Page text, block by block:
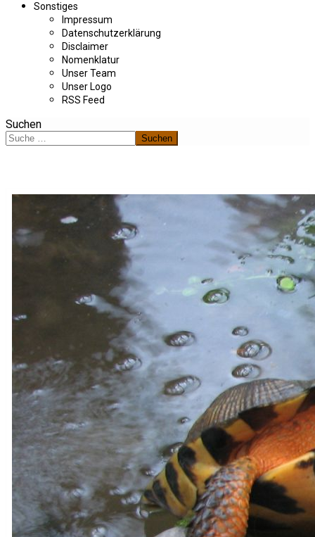
Sonstiges
Impressum
Datenschutzerklärung
Disclaimer
Nomenklatur
Unser Team
Unser Logo
RSS Feed
Suchen
Suchen